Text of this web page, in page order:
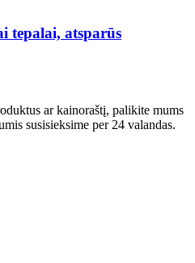
tepalai, atsparūs
ar kainoraštį, palikite mums
susisieksime per 24 valandas.